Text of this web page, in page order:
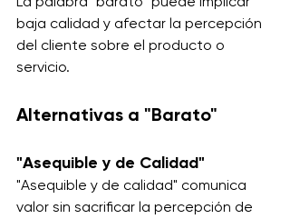
baja calidad y afectar la percepción
del cliente sobre el producto o
servicio.
Alternativas a "Barato"
"Asequible y de Calidad"
"Asequible y de calidad" comunica
valor sin sacrificar la percepción de